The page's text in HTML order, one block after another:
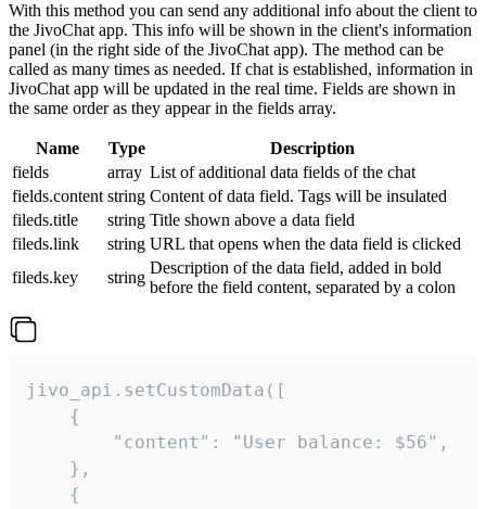
With this method you can send any additional info about the client to
the JivoChat app. This info will be shown in the client's information
panel (in the right side of the JivoChat app). The method can be
called as many times as needed. If chat is established, information in
JivoChat app will be updated in the real time. Fields are shown in
the same order as they appear in the fields array.
Name Type
Description
fields
array List of additional data fields of the chat
fields.content string Content of data field. Tags will be insulated
fileds.title
string Title shown above a data field
fileds.link
string URL that opens when the data field is clicked
fileds.key
string
Description of the data field, added in bold
before the field content, separated by a colon
jivo_api.setCustomData([
    {
        "content": "User balance: $56",
    },
    {